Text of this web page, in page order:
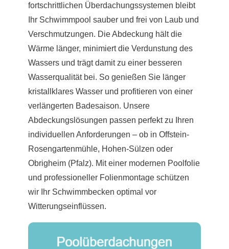
fortschrittlichen Überdachungssystemen bleibt
Ihr Schwimmpool sauber und frei von Laub und
Verschmutzungen. Die Abdeckung hält die
Wärme länger, minimiert die Verdunstung des
Wassers und trägt damit zu einer besseren
Wasserqualität bei. So genießen Sie länger
kristallklares Wasser und profitieren von einer
verlängerten Badesaison. Unsere
Abdeckungslösungen passen perfekt zu Ihren
individuellen Anforderungen – ob in Offstein-
Rosengartenmühle, Hohen-Sülzen oder
Obrigheim (Pfalz). Mit einer modernen Poolfolie
und professioneller Folienmontage schützen
wir Ihr Schwimmbecken optimal vor
Witterungseinflüssen.